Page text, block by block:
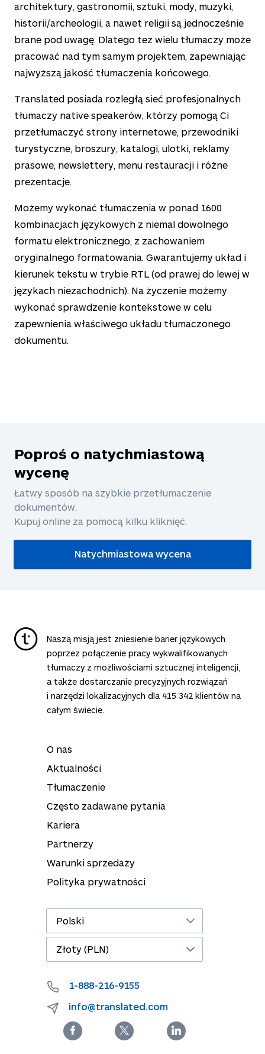
architektury, gastronomii, sztuki, mody, muzyki,
historii/archeologii, a nawet religii są jednocześnie
brane pod uwagę. Dlatego też wielu tłumaczy może
pracować nad tym samym projektem, zapewniając
najwyższą jakość tłumaczenia końcowego.
Translated posiada rozległą sieć profesjonalnych
tłumaczy native speakerów, którzy pomogą Ci
przetłumaczyć strony internetowe, przewodniki
turystyczne, broszury, katalogi, ulotki, reklamy
prasowe, newslettery, menu restauracji i różne
prezentacje.
Możemy wykonać tłumaczenia w ponad 1600
kombinacjach językowych z niemal dowolnego
formatu elektronicznego, z zachowaniem
oryginalnego formatowania. Gwarantujemy układ i
kierunek tekstu w trybie RTL (od prawej do lewej w
językach niezachodnich). Na życzenie możemy
wykonać sprawdzenie kontekstowe w celu
zapewnienia właściwego układu tłumaczonego
dokumentu.
Poproś o natychmiastową
wycenę
Łatwy sposób na szybkie przetłumaczenie
dokumentów.
Kupuj online za pomocą kilku kliknięć.
Natychmiastowa wycena
Naszą misją jest zniesienie barier językowych
poprzez połączenie pracy wykwalifikowanych
tłumaczy z możliwościami sztucznej inteligencji,
a także dostarczanie precyzyjnych rozwiązań
i narzędzi lokalizacyjnych dla 415 342 klientów na
całym świecie.
O nas
Aktualności
Tłumaczenie
Często zadawane pytania
Kariera
Partnerzy
Warunki sprzedaży
Polityka prywatności
1-888-216-9155
info@translated.com